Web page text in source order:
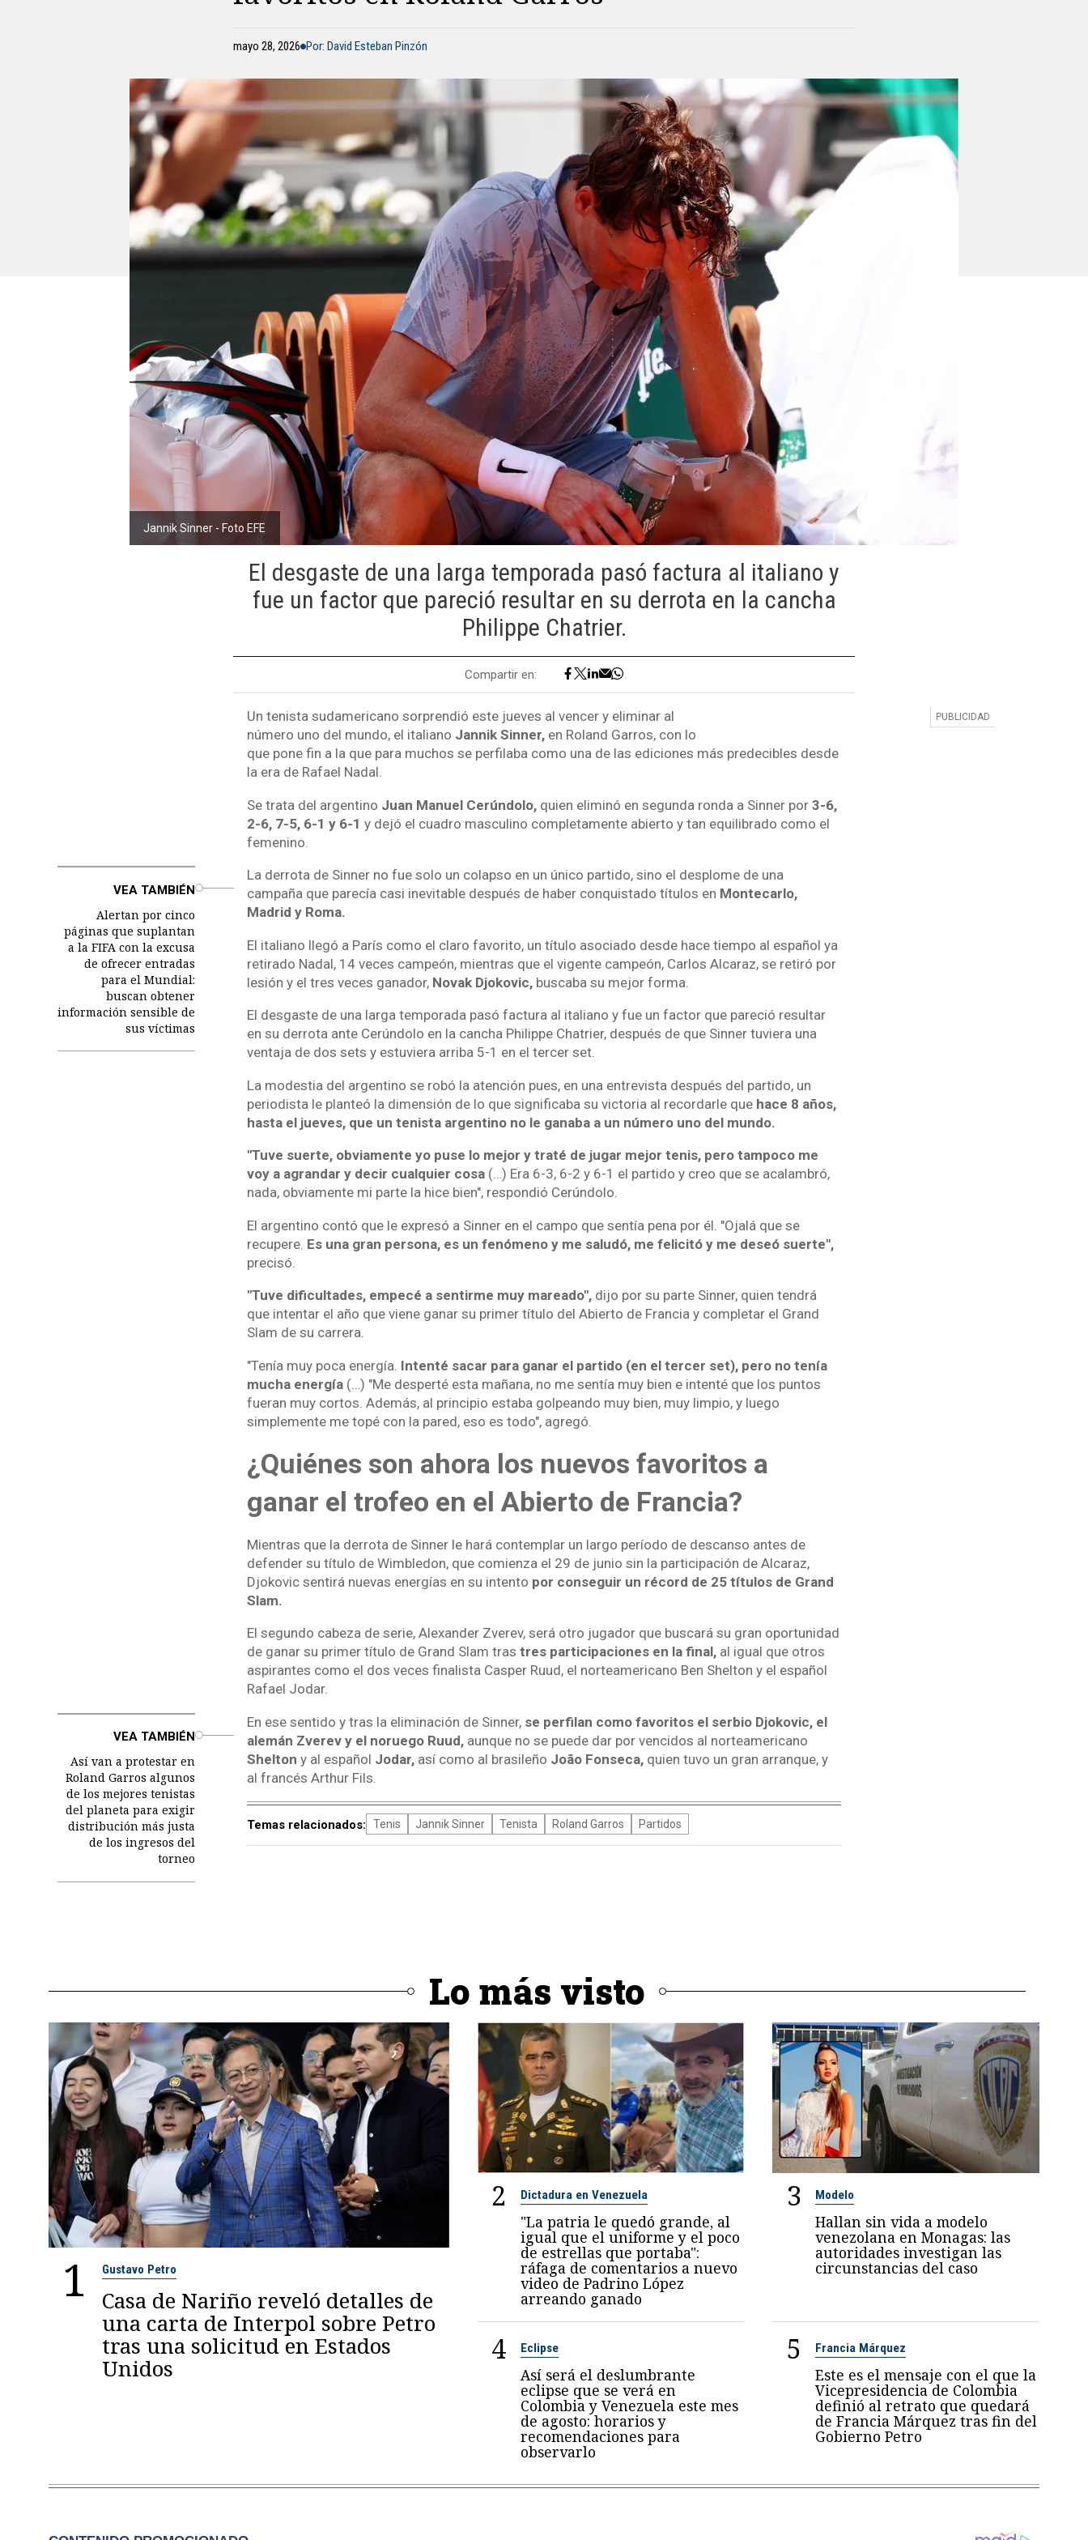
mayo 28, 2026 Por: David Esteban Pinzón
Jannik Sinner - Foto EFE
El desgaste de una larga temporada pasó factura al italiano y
fue un factor que pareció resultar en su derrota en la cancha
Philippe Chatrier.
Compartir en:
Un tenista sudamericano sorprendió este jueves al vencer y eliminar al
número uno del mundo, el italiano Jannik Sinner,en Roland Garros, con lo
que pone fin a la que para muchos se perfilaba como una de las ediciones más predecibles desde
la era de Rafael Nadal.
Se trata del argentino Juan Manuel Cerúndolo,quien eliminó en segunda ronda a Sinner por 3-6,
2-6, 7-5, 6-1 y 6-1 y dejó el cuadro masculino completamente abierto y tan equilibrado como el
femenino.
VEA TAMBIÉN
Alertan por cinco
páginas que suplantan
a la FIFA con la excusa
de ofrecer entradas
para el Mundial:
buscan obtener
información sensible de
sus víctimas
La derrota de Sinner no fue solo un colapso en un único partido, sino el desplome de una
campaña que parecía casi inevitable después de haber conquistado títulos en Montecarlo,
Madrid y Roma.
El italiano llegó a París como el claro favorito, un título asociado desde hace tiempo al español ya
retirado Nadal, 14 veces campeón, mientras que el vigente campeón, Carlos Alcaraz, se retiró por
lesión y el tres veces ganador, Novak Djokovic,buscaba su mejor forma.
El desgaste de una larga temporada pasó factura al italiano y fue un factor que pareció resultar
en su derrota ante Cerúndolo en la cancha Philippe Chatrier, después de que Sinner tuviera una
ventaja de dos sets y estuviera arriba 5-1 en el tercer set.
La modestia del argentino se robó la atención pues, en una entrevista después del partido, un
periodista le planteó la dimensión de lo que significaba su victoria al recordarle quehace 8 años,
hasta el jueves, que un tenista argentino no le ganaba a un número uno del mundo.
"Tuve suerte, obviamente yo puse lo mejor y traté de jugar mejor tenis, pero tampoco me
voy a agrandar y decir cualquier cosa(…) Era 6-3, 6-2 y 6-1 el partido y creo que se acalambró,
nada, obviamente mi parte la hice bien", respondió Cerúndolo.
El argentino contó que le expresó a Sinner en el campo que sentía pena por él. "Ojalá que se
recupere. Es una gran persona, es un fenómeno y me saludó, me felicitó y me deseó suerte",
precisó.
"Tuve dificultades, empecé a sentirme muy mareado",dijo por su parte Sinner, quien tendrá
que intentar el año que viene ganar su primer título del Abierto de Francia y completar el Grand
Slam de su carrera.
"Tenía muy poca energía. Intenté sacar para ganar el partido (en el tercer set), pero no tenía
mucha energía(…) "Me desperté esta mañana, no me sentía muy bien e intenté que los puntos
fueran muy cortos. Además, al principio estaba golpeando muy bien, muy limpio, y luego
simplemente me topé con la pared, eso es todo", agregó.
¿Quiénes son ahora los nuevos favoritos a
ganar el trofeo en el Abierto de Francia?
Mientras que la derrota de Sinner le hará contemplar un largo período de descanso antes de
defender su título de Wimbledon, que comienza el 29 de junio sin la participación de Alcaraz,
Djokovic sentirá nuevas energías en su intento por conseguir un récord de 25 títulos de Grand
Slam.
El segundo cabeza de serie, Alexander Zverev, será otro jugador que buscará su gran oportunidad
de ganar su primer título de Grand Slam tras tres participaciones en la final,al igual que otros
aspirantes como el dos veces finalista Casper Ruud, el norteamericano Ben Shelton y el español
Rafael Jodar.
VEA TAMBIÉN
Así van a protestar en
Roland Garros algunos
de los mejores tenistas
del planeta para exigir
distribución más justa
de los ingresos del
torneo
En ese sentido y tras la eliminación de Sinner, se perfilan como favoritos el serbio Djokovic, el
alemán Zverev y el noruego Ruud,aunque no se puede dar por vencidos al norteamericano
Shelton y al español Jodar,así como al brasileño João Fonseca,quien tuvo un gran arranque, y
al francés Arthur Fils.
Temas relacionados: Tenis Jannik Sinner Tenista Roland Garros Partidos
Lo más visto
1 Gustavo Petro
Casa de Nariño reveló detalles de
una carta de Interpol sobre Petro
tras una solicitud en Estados
Unidos
2 Dictadura en Venezuela
"La patria le quedó grande, al
igual que el uniforme y el poco
de estrellas que portaba":
ráfaga de comentarios a nuevo
video de Padrino López
arreando ganado
3 Modelo
Hallan sin vida a modelo
venezolana en Monagas: las
autoridades investigan las
circunstancias del caso
4 Eclipse
Así será el deslumbrante
eclipse que se verá en
Colombia y Venezuela este mes
de agosto: horarios y
recomendaciones para
observarlo
5 Francia Márquez
Este es el mensaje con el que la
Vicepresidencia de Colombia
definió al retrato que quedará
de Francia Márquez tras fin del
Gobierno Petro